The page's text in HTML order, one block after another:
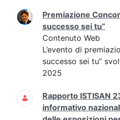
Premiazione
successo sei tu”
Contenuto Web
L’evento di
successo sei tu”
2025
Rapporto ISTISAN
informativo